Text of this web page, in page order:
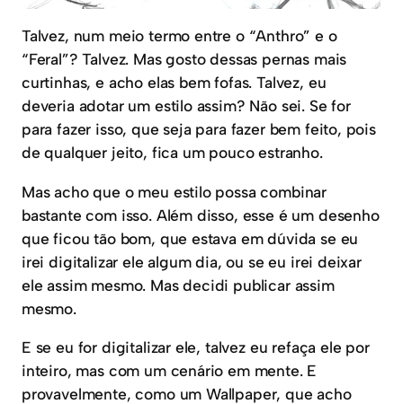
Talvez, num meio termo entre o “Anthro” e o
“Feral”? Talvez. Mas gosto dessas pernas mais
curtinhas, e acho elas bem fofas. Talvez, eu
deveria adotar um estilo assim? Não sei. Se for
para fazer isso, que seja para fazer bem feito, pois
de qualquer jeito, fica um pouco estranho.
Mas acho que o meu estilo possa combinar
bastante com isso. Além disso, esse é um desenho
que ficou tão bom, que estava em dúvida se eu
irei digitalizar ele algum dia, ou se eu irei deixar
ele assim mesmo. Mas decidi publicar assim
mesmo.
E se eu for digitalizar ele, talvez eu refaça ele por
inteiro, mas com um cenário em mente. E
provavelmente, como um Wallpaper, que acho